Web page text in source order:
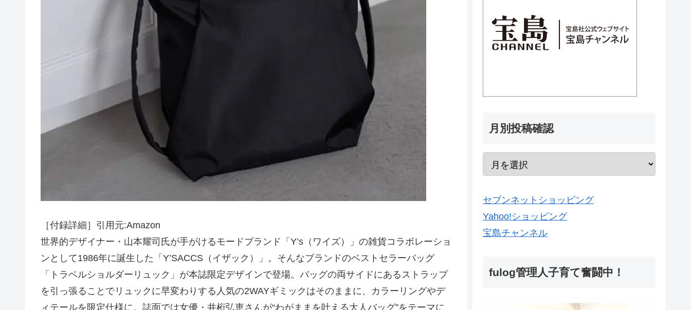
［付録詳細］引用元:Amazon
世界的デザイナー・山本耀司氏が手がけるモードブランド「Y’s（ワイズ）」の雑貨コラボレーショ
ンとして1986年に誕生した「Y’SACCS（イザック）」。そんなブランドのベストセラーバッグ
「トラベルショルダーリュック」が本誌限定デザインで登場。バッグの両サイドにあるストラップ
を引っ張ることでリュックに早変わりする人気の2WAYギミックはそのままに、カラーリングやデ
ィテールを限定仕様に。誌面では女優・井桁弘恵さんが“わがままを叶える大人バッグ”をテーマに
月別投稿確認
セブンネットショッピング
Yahoo!ショッピング
宝島チャンネル
fulog管理人子育て奮闘中！